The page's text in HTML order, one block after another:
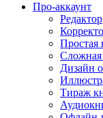
Про-аккаунт
Редактор
Простая
Сложная
Дизайн
Тираж